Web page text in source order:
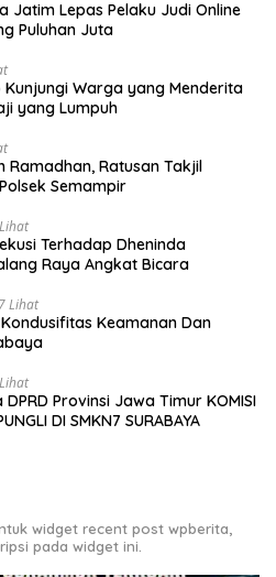
Jatim Lepas Pelaku Judi Online
Puluhan Juta
Warga yang Menderita
yang Lumpuh
Ramadhan, Ratusan Takjil
Semampir
Terhadap Dheninda
Raya Angkat Bicara
Lihat
Keamanan Dan
Provinsi Jawa Timur KOMISI
DI SMKN7 SURABAYA
widget recent post wpberita,
pada widget ini.